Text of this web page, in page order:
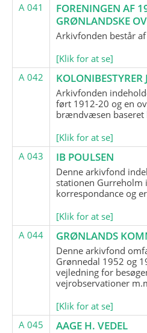
A 041
FORENINGEN AF
GRØNLANDSKE
Arkivfonden består
[Klik for at se]
A 042
Arkivfonden
ført 1912-20 og en
brændvæsen baseret
[Klik for at se]
A 043
IB POULSEN
Denne arkivfond
stationen Gurreholm
korrespondance og
[Klik for at se]
A 044
GRØNLANDS
Denne arkivfond
Grønnedal 1952 og
vejledning for
vejrobservationer
[Klik for at se]
A 045
AAGE H. VEDEL